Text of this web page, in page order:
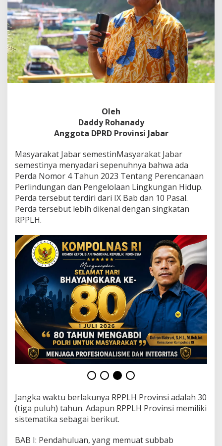
K
A
N
L
I
N
G
K
U
Oleh
Daddy Rohanady
Anggota DPRD Provinsi Jabar
Masyarakat Jabar semestinMasyarakat Jabar
semestinya menyadari sepenuhnya bahwa ada
Perda Nomor 4 Tahun 2023 Tentang Perencanaan
Perlindungan dan Pengelolaan Lingkungan Hidup.
Perda tersebut terdiri dari IX Bab dan 10 Pasal.
Perda tersebut lebih dikenal dengan singkatan
RPPLH.
Jangka waktu berlakunya RPPLH Provinsi adalah 30
(tiga puluh) tahun. Adapun RPPLH Provinsi memiliki
sistematika sebagai berikut.
BAB I: Pendahuluan, yang memuat subbab